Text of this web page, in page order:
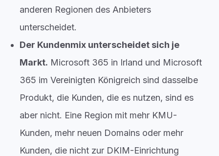
anderen Regionen des Anbieters
unterscheidet.
Der Kundenmix unterscheidet sich je
Markt. Microsoft 365 in Irland und Microsoft
365 im Vereinigten Königreich sind dasselbe
Produkt, die Kunden, die es nutzen, sind es
aber nicht. Eine Region mit mehr KMU-
Kunden, mehr neuen Domains oder mehr
Kunden, die nicht zur DKIM-Einrichtung